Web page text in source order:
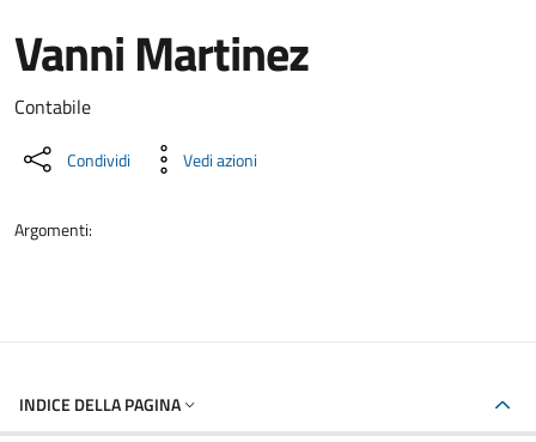
Vanni Martinez
Dettaglio della persona
Contabile
Condividi Vedi azioni
Argomenti:
INDICE DELLA PAGINA